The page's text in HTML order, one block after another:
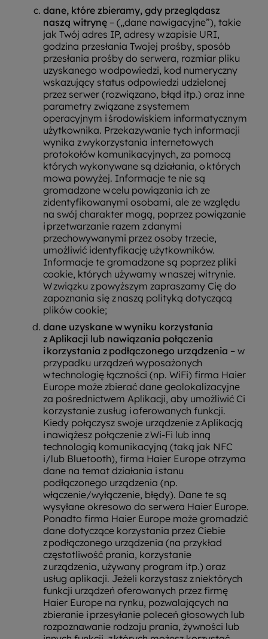
dane, które zbieramy, gdy przeglądasz
naszą witrynę – („dane nawigacyjne”), takie
jak Twój adres IP, adresy w zapisie URI,
godzina przesłania Twojej prośby, sposób
przesłania prośby do serwera, rozmiar pliku
uzyskanego w odpowiedzi, kod numeryczny
wskazujący status odpowiedzi udzielonej
przez serwer (rozwiązano, błąd itp.) oraz inne
parametry związane z systemem
operacyjnym i środowiskiem informatycznym
użytkownika. Przekazywanie tych informacji
wynika z wykorzystania internetowych
protokołów komunikacyjnych, za pomocą
których wykonywane są działania, o których
mowa powyżej. Informacje te nie są
gromadzone w celu powiązania ich ze
zidentyfikowanymi osobami, ale ze względu
na swój charakter mogą, poprzez powiązanie
i przetwarzanie razem z danymi
przechowywanymi przez osoby trzecie,
umożliwić identyfikację użytkowników.
Informacje te gromadzone są poprzez pliki
cookie, których używamy w naszej witrynie.
W związku z powyższym zapraszamy Cię do
zapoznania się z naszą polityką dotyczącą
plików cookie;
dane uzyskane w wyniku korzystania
z Aplikacji lub nawiązania połączenia
i korzystania z podłączonego urządzenia – w
przypadku urządzeń wyposażonych
w technologię łączności (np. WiFi) firma Haier
Europe może zbierać dane geolokalizacyjne
za pośrednictwem Aplikacji, aby umożliwić Ci
korzystanie z usług i oferowanych funkcji.
Kiedy połączysz swoje urządzenie z Aplikacją
i nawiążesz połączenie z Wi-Fi lub inną
technologią komunikacyjną (taką jak NFC
i/lub Bluetooth), firma Haier Europe otrzyma
dane na temat działania i stanu
podłączonego urządzenia (np.
włączenie/wyłączenie, błędy). Dane te są
wysyłane okresowo do serwera Haier Europe.
Ponadto firma Haier Europe może gromadzić
dane dotyczące korzystania przez Ciebie
z podłączonego urządzenia (na przykład
częstotliwość prania, korzystanie
z urządzenia, używany program itp.) oraz
usług aplikacji. Jeżeli korzystasz z niektórych
funkcji urządzeń oferowanych przez firmę
Haier Europe na rynku, pozwalających na
zbieranie i przesyłanie poleceń głosowych lub
rozpoznawanie rodzaju prania, żywności lub